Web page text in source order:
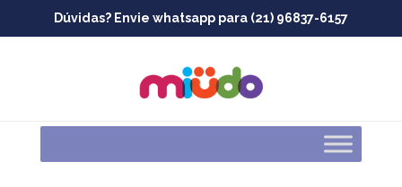
Dúvidas? Envie whatsapp para (21) 96837-6157